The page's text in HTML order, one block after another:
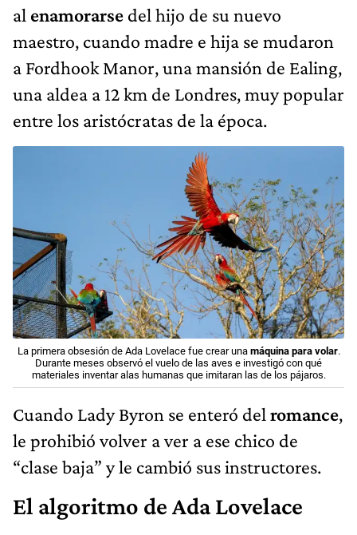
al enamorarse del hijo de su nuevo
maestro, cuando madre e hija se mudaron
a Fordhook Manor, una mansión de Ealing,
una aldea a 12 km de Londres, muy popular
entre los aristócratas de la época.
La primera obsesión de Ada Lovelace fue crear una máquina para volar.
Durante meses observó el vuelo de las aves e investigó con qué
materiales inventar alas humanas que imitaran las de los pájaros.
Cuando Lady Byron se enteró del romance,
le prohibió volver a ver a ese chico de
“clase baja” y le cambió sus instructores.
El algoritmo de Ada Lovelace